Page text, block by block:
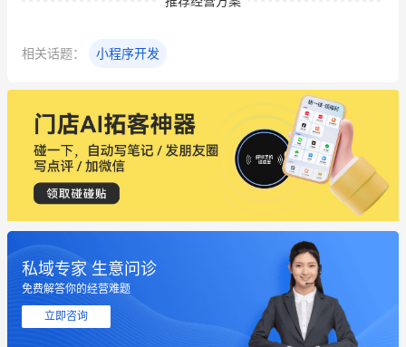
相关话题： 小程序开发
私域专家 生意问诊
免费解答你的经营难题
立即咨询